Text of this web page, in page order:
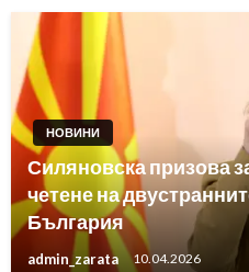
НОВИНИ
Силяновска призова
четене на
България
admin_zarata 10.04.2026